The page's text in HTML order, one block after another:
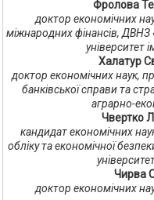
Фролова
доктор економічних
міжнародних фінансів, ДВНЗ
університет
Халатур
доктор економічних наук,
банківської справи та
аграрно-
Чвертко
кандидат економічних
обліку та економічної
Чирва
доктор економічних